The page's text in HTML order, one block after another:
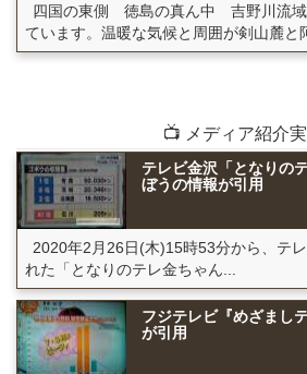
四国の東側 徳島の真ん中 吉野川流域
ています。温暖な気候と周囲が剣山麓と
📺 メディア紹介
テレビ金沢「となりの
ぼうの情報が引用
2020年2月26日(木)15時53分から、テ
れた「となりのテレ金ちゃん...
フジテレビ『めざまし
が引用